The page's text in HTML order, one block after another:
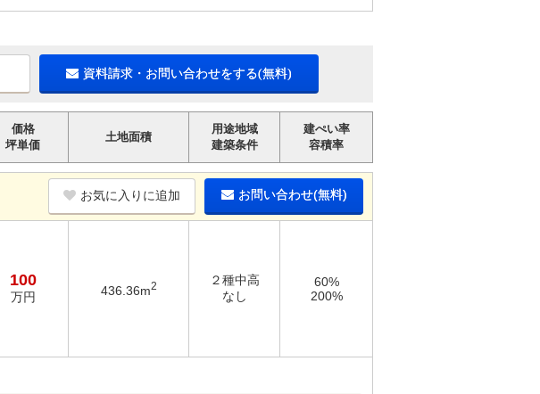
資料請求・お問い合わせをする(無料)
価格
坪単価
土地面積
用途地域
建築条件
建ぺい率
容積率
お気に入りに追加 お問い合わせ(無料)
100
万円 436.36m2
２種中高
なし
60%
200%